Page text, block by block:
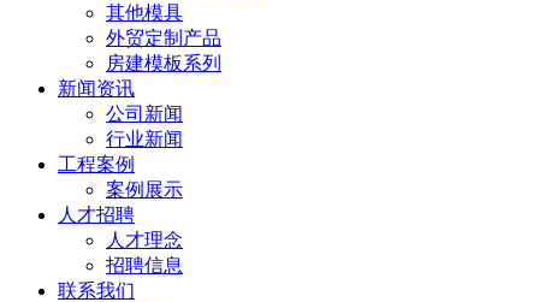
其他模具
外贸定制产品
房建模板系列
新闻资讯
公司新闻
行业新闻
工程案例
案例展示
人才招聘
人才理念
招聘信息
联系我们